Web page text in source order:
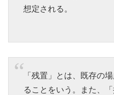
想定される。
「残置」とは、既存の
ることをいう。また、